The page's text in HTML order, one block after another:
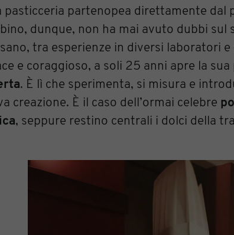
pasticceria partenopea direttamente dal
dunque, non ha mai avuto dubbi sul
tra esperienze in diversi laboratori e
e coraggioso, a soli 25 anni apre la
. È lì che sperimenta, si misura e
creazione. È il caso dell’ormai celebre
, seppure restino centrali i dolci della